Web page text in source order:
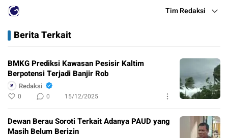
Tim Redaksi
Berita Terkait
BMKG Prediksi Kawasan Pesisir Kaltim
Berpotensi Terjadi Banjir Rob
Redaksi
0 0 15/12/2025
Dewan Berau Soroti Terkait Adanya PAUD yang
Masih Belum Berizin